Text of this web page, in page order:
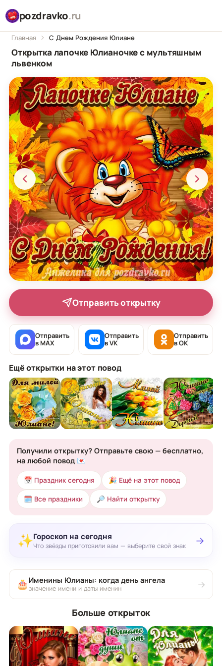
pozdravko.ru
Главная С Днем Рождения Юлиане
Открытка лапочке Юлианочке с мультяшным
львенком
Отправить открытку
Отправить
в MAX
Отправить
в VK
Отправить
в OK
Ещё открытки на этот повод
Получили открытку? Отправьте свою — бесплатно,
на любой повод 💌
📅 Праздник сегодня 🎉 Ещё на этот повод
🗓 Все праздники 🔎 Найти открытку
✨Гороскоп на сегодня
Что звёзды приготовили вам — выберите свой знак →
🎂 Именины Юлианы: когда день ангела
значение имени и даты именин →
Больше открыток